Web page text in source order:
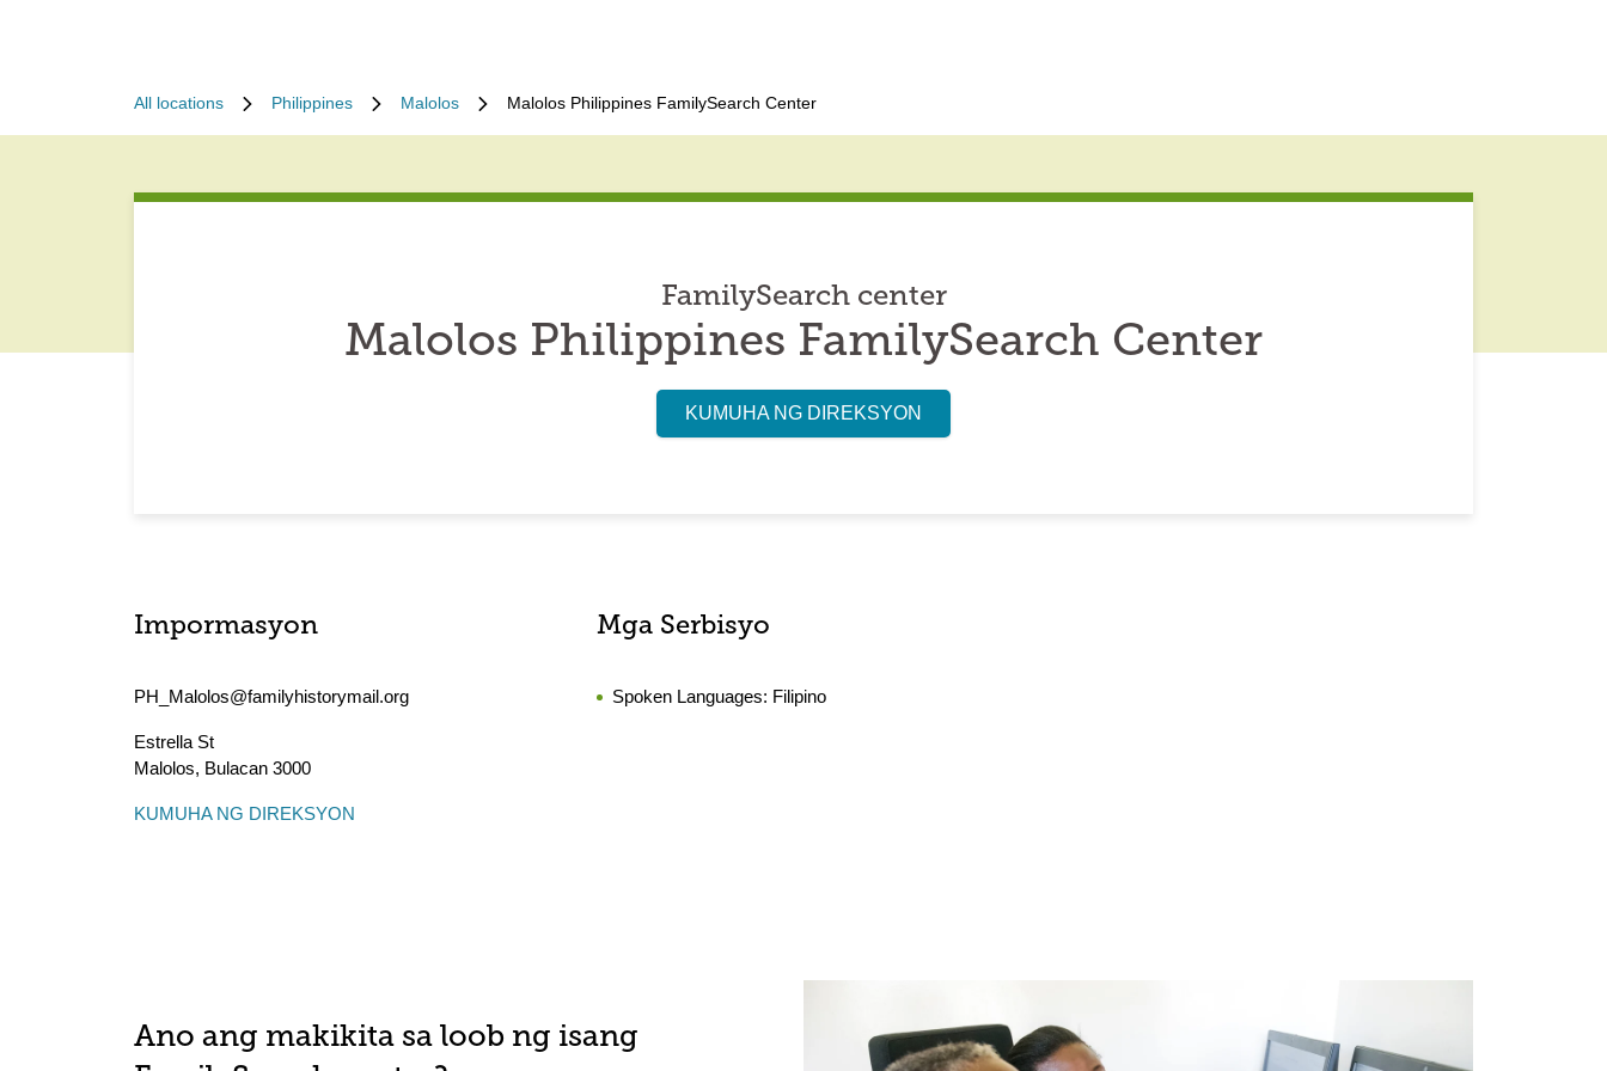
All locations Philippines Malolos Malolos Philippines FamilySearch Center
FamilySearch center
Malolos Philippines FamilySearch Center
KUMUHA NG DIREKSYON
Impormasyon
PH_Malolos@familyhistorymail.org
Estrella St
Malolos, Bulacan 3000
KUMUHA NG DIREKSYON
Mga Serbisyo
Spoken Languages: Filipino
Ano ang makikita sa loob ng isang